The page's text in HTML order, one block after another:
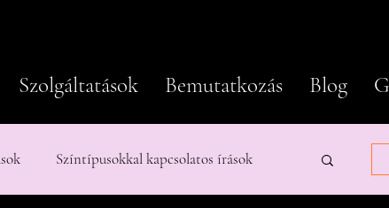
Szolgáltatások Bemutatkozás Blog
Színtípusokkal kapcsolatos írások